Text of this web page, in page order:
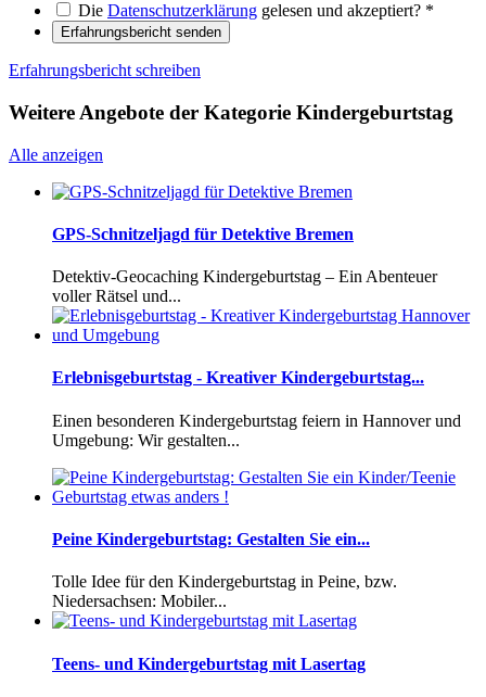
Die Datenschutzerklärung gelesen und akzeptiert? *
Erfahrungsbericht senden
Erfahrungsbericht schreiben
Weitere Angebote der Kategorie Kindergeburtstag
Alle anzeigen
GPS-Schnitzeljagd für Detektive Bremen
Detektiv-Geocaching Kindergeburtstag – Ein Abenteuer
voller Rätsel und...
Erlebnisgeburtstag - Kreativer Kindergeburtstag...
Einen besonderen Kindergeburtstag feiern in Hannover und
Umgebung: Wir gestalten...
Peine Kindergeburtstag: Gestalten Sie ein...
Tolle Idee für den Kindergeburtstag in Peine, bzw.
Niedersachsen: Mobiler...
Teens- und Kindergeburtstag mit Lasertag